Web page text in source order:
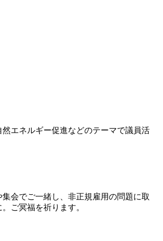
エネルギー促進などのテーマで議員活
会でご一緒し、非正規雇用の問題に取
ご冥福を祈ります。